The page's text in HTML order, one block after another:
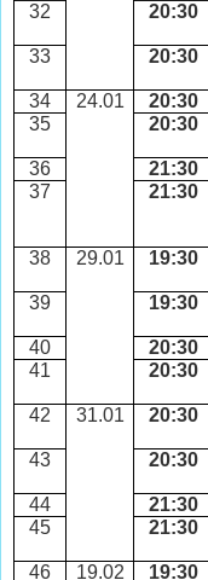
32
20:30
33
20:30
34
24.01 20:30
35
20:30
36
21:30
37
21:30
38
29.01 19:30
39
19:30
40
20:30
41
20:30
42
31.01 20:30
43
20:30
44
21:30
45
21:30
46
19.02 19:30